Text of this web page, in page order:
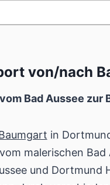
von/nach
Bad Aussee zur
in
vom malerischen
und Dortmund